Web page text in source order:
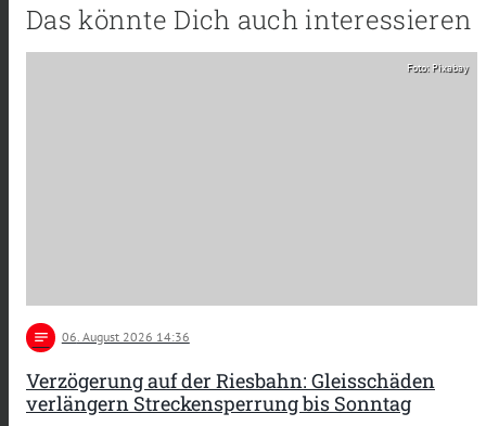
Das könnte Dich auch interessieren
Foto: Pixabay
notes 06. August 2026 14:36
Verzögerung auf der Riesbahn: Gleisschäden
verlängern Streckensperrung bis Sonntag